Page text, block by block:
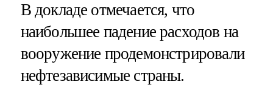
В докладе отмечается, что
наибольшее падение расходов на
вооружение продемонстрировали
нефтезависимые страны.